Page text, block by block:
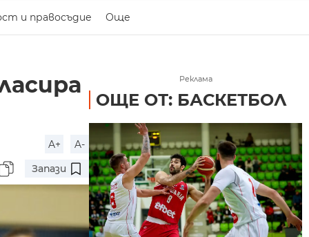
и правосъдие Още
A+
A-
Запази
Реклама
ОЩЕ ОТ: БАСКЕТБОЛ